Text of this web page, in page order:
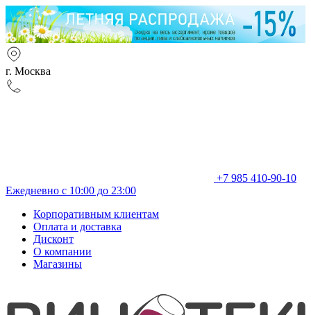
г. Москва
+7 985 410-90-10
Ежедневно с 10:00 до 23:00
Корпоративным клиентам
Оплата и доставка
Дисконт
О компании
Магазины